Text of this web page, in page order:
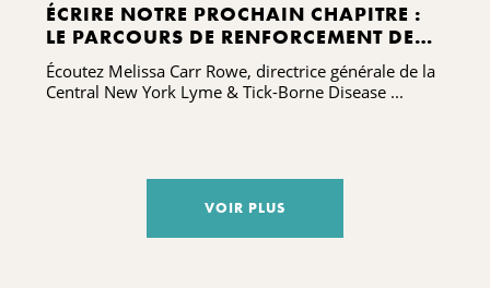
ÉCRIRE NOTRE PROCHAIN CHAPITRE :
LE PARCOURS DE RENFORCEMENT DES
CAPACITÉS DE L'ALLIANCE CONTRE LA
MALADIE DE LYME ET LES MALADIES
TRANSMISES PAR LES TIQUES DE LA
Écoutez Melissa Carr Rowe, directrice générale de la
Central New York Lyme & Tick-Borne Disease ...
VOIR PLUS